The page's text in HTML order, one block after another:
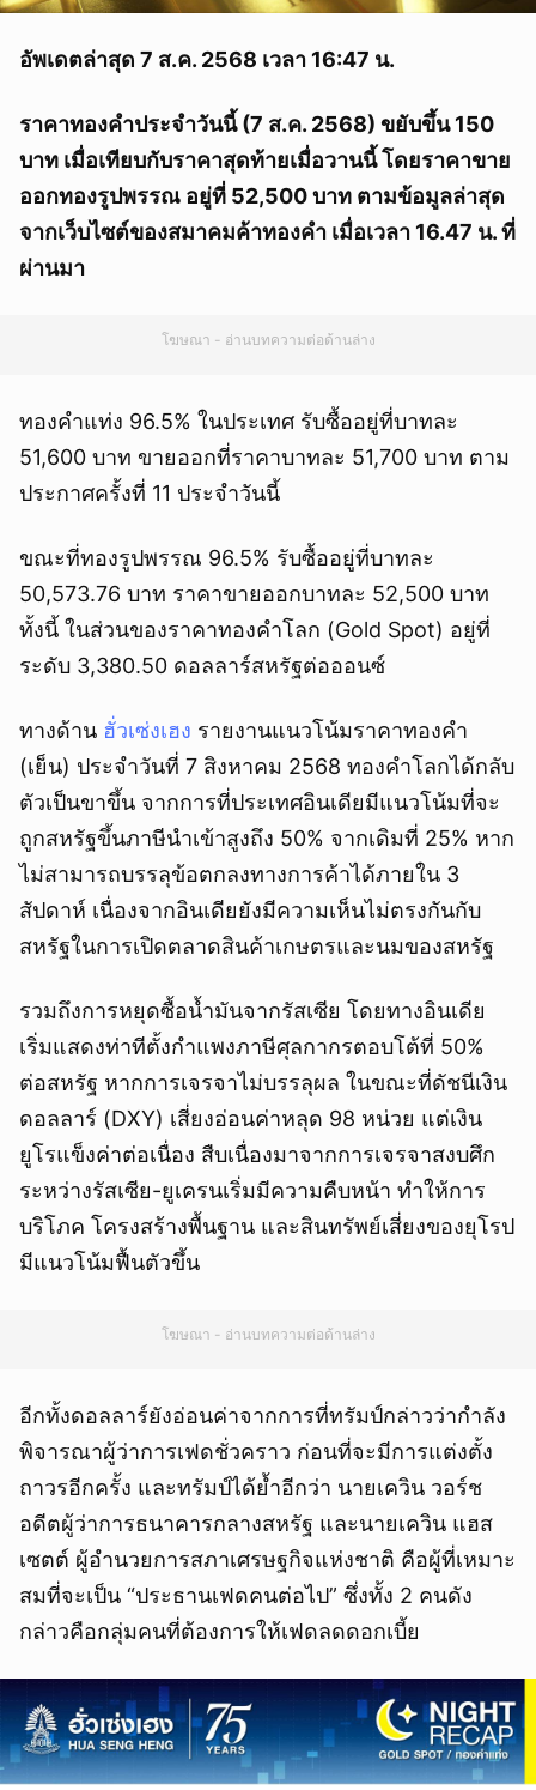
อัพเดตล่าสุด 7 ส.ค. 2568 เวลา 16:47 น.
ราคาทองคำประจำวันนี้ (7 ส.ค. 2568) ขยับขึ้น 150
บาท เมื่อเทียบกับราคาสุดท้ายเมื่อวานนี้ โดยราคาขาย
ออกทองรูปพรรณ อยู่ที่ 52,500 บาท ตามข้อมูลล่าสุด
จากเว็บไซต์ของสมาคมค้าทองคำ เมื่อเวลา 16.47 น. ที่
ผ่านมา
โฆษณา - อ่านบทความต่อด้านล่าง
ทองคำแท่ง 96.5% ในประเทศ รับซื้ออยู่ที่บาทละ
51,600 บาท ขายออกที่ราคาบาทละ 51,700 บาท ตาม
ประกาศครั้งที่ 11 ประจำวันนี้
ขณะที่ทองรูปพรรณ 96.5% รับซื้ออยู่ที่บาทละ
50,573.76 บาท ราคาขายออกบาทละ 52,500 บาท
ทั้งนี้ ในส่วนของราคาทองคำโลก (Gold Spot) อยู่ที่
ระดับ 3,380.50 ดอลลาร์สหรัฐต่อออนซ์
ทางด้าน ฮั่วเซ่งเฮง รายงานแนวโน้มราคาทองคำ
(เย็น) ประจำวันที่ 7 สิงหาคม 2568 ทองคำโลกได้กลับ
ตัวเป็นขาขึ้น จากการที่ประเทศอินเดียมีแนวโน้มที่จะ
ถูกสหรัฐขึ้นภาษีนำเข้าสูงถึง 50% จากเดิมที่ 25% หาก
ไม่สามารถบรรลุข้อตกลงทางการค้าได้ภายใน 3
สัปดาห์ เนื่องจากอินเดียยังมีความเห็นไม่ตรงกันกับ
สหรัฐในการเปิดตลาดสินค้าเกษตรและนมของสหรัฐ
รวมถึงการหยุดซื้อน้ำมันจากรัสเซีย โดยทางอินเดีย
เริ่มแสดงท่าทีตั้งกำแพงภาษีศุลกากรตอบโต้ที่ 50%
ต่อสหรัฐ หากการเจรจาไม่บรรลุผล ในขณะที่ดัชนีเงิน
ดอลลาร์ (DXY) เสี่ยงอ่อนค่าหลุด 98 หน่วย แต่เงิน
ยูโรแข็งค่าต่อเนื่อง สืบเนื่องมาจากการเจรจาสงบศึก
ระหว่างรัสเซีย-ยูเครนเริ่มมีความคืบหน้า ทำให้การ
บริโภค โครงสร้างพื้นฐาน และสินทรัพย์เสี่ยงของยุโรป
มีแนวโน้มฟื้นตัวขึ้น
โฆษณา - อ่านบทความต่อด้านล่าง
อีกทั้งดอลลาร์ยังอ่อนค่าจากการที่ทรัมป์กล่าวว่ากำลัง
พิจารณาผู้ว่าการเฟดชั่วคราว ก่อนที่จะมีการแต่งตั้ง
ถาวรอีกครั้ง และทรัมป์ได้ย้ำอีกว่า นายเควิน วอร์ช
อดีตผู้ว่าการธนาคารกลางสหรัฐ และนายเควิน แฮส
เซตต์ ผู้อำนวยการสภาเศรษฐกิจแห่งชาติ คือผู้ที่เหมาะ
สมที่จะเป็น “ประธานเฟดคนต่อไป” ซึ่งทั้ง 2 คนดัง
กล่าวคือกลุ่มคนที่ต้องการให้เฟดลดดอกเบี้ย